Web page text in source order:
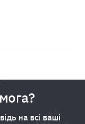
на всі ваші